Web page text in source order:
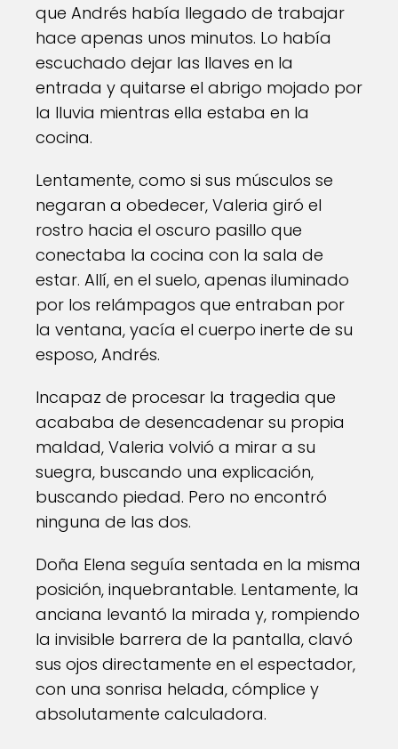
que Andrés había llegado de trabajar
hace apenas unos minutos. Lo había
escuchado dejar las llaves en la
entrada y quitarse el abrigo mojado por
la lluvia mientras ella estaba en la
cocina.
Lentamente, como si sus músculos se
negaran a obedecer, Valeria giró el
rostro hacia el oscuro pasillo que
conectaba la cocina con la sala de
estar. Allí, en el suelo, apenas iluminado
por los relámpagos que entraban por
la ventana, yacía el cuerpo inerte de su
esposo, Andrés.
Incapaz de procesar la tragedia que
acababa de desencadenar su propia
maldad, Valeria volvió a mirar a su
suegra, buscando una explicación,
buscando piedad. Pero no encontró
ninguna de las dos.
Doña Elena seguía sentada en la misma
posición, inquebrantable. Lentamente, la
anciana levantó la mirada y, rompiendo
la invisible barrera de la pantalla, clavó
sus ojos directamente en el espectador,
con una sonrisa helada, cómplice y
absolutamente calculadora.